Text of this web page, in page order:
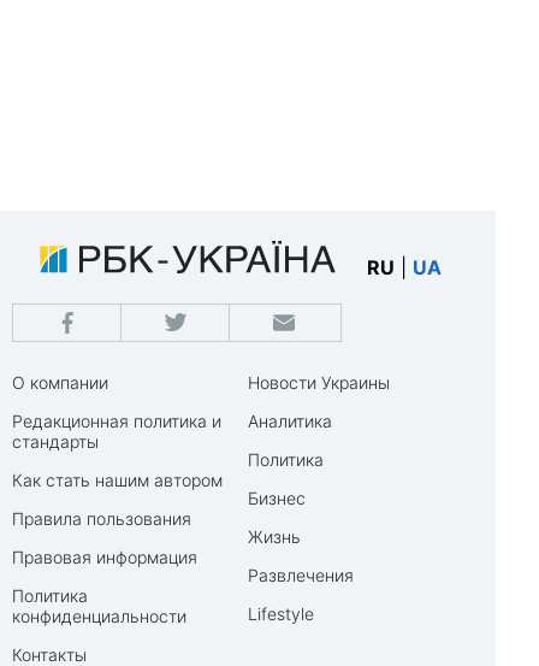
RU UA
О компании
Редакционная политика и
стандарты
Как стать нашим автором
Правила пользования
Правовая информация
Политика
конфиденциальности
Контакты
Новости Украины
Аналитика
Политика
Бизнес
Жизнь
Развлечения
Lifestyle